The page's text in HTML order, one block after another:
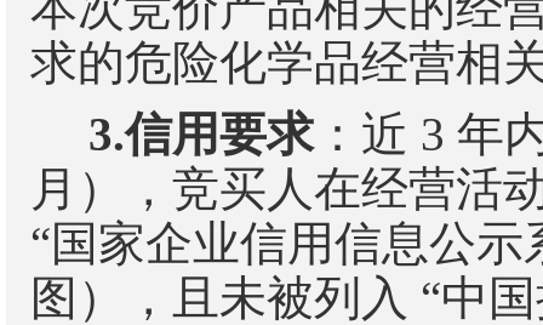
求的危险化学品经营相
3.信用要求：近 3 年
月），竞买人在经营活
“国家企业信用信息公示
图），且未被列入 “中